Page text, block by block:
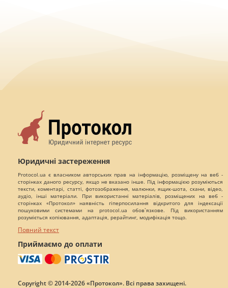
Юридичні застереження
Protocol.ua є власником авторських прав на інформацію, розміщену на веб -
сторінках даного ресурсу, якщо не вказано інше. Під інформацією розуміються
тексти, коментарі, статті, фотозображення, малюнки, ящик-шота, скани, відео,
аудіо, інші матеріали. При використанні матеріалів, розміщених на веб -
сторінках «Протокол» наявність гіперпосилання відкритого для індексації
пошуковими системами на protocol.ua обов`язкове. Під використанням
розуміється копіювання, адаптація, рерайтинг, модифікація тощо.
Повний текст
Приймаємо до оплати
Copyright © 2014-2026 «Протокол». Всі права захищені.